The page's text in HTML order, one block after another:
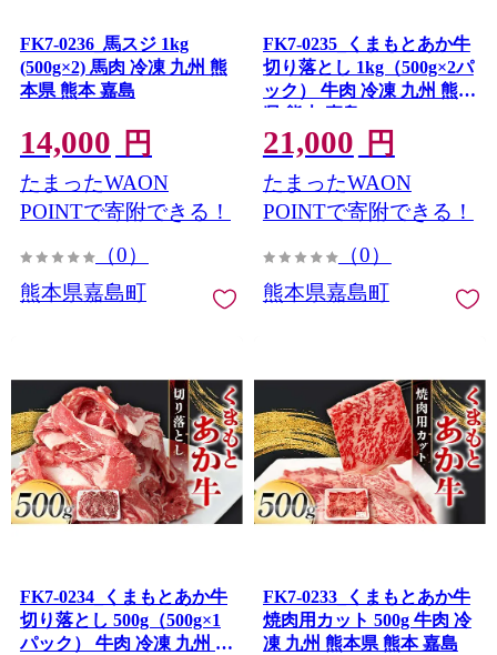
FK7-0236_馬スジ 1kg
(500g×2) 馬肉 冷凍 九州 熊
本県 熊本 嘉島
14,000 円
たまったWAON
POINTで寄附できる！
（0）
熊本県嘉島町
FK7-0235_くまもとあか牛
切り落とし 1kg（500g×2パ
ック） 牛肉 冷凍 九州 熊本
県 熊本 嘉島
21,000 円
たまったWAON
POINTで寄附できる！
（0）
熊本県嘉島町
FK7-0234_くまもとあか牛
切り落とし 500g（500g×1
パック） 牛肉 冷凍 九州 熊
FK7-0233_くまもとあか牛
焼肉用カット 500g 牛肉 冷
凍 九州 熊本県 熊本 嘉島